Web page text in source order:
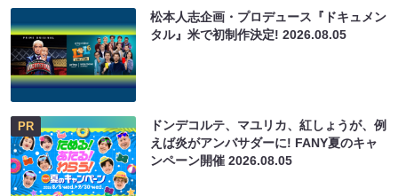
松本人志企画・プロデュース『ドキュメン
タル』米で初制作決定!2026.08.05
PR
ドンデコルテ、マユリカ、紅しょうが、例
えば炎がアンバサダーに! FANY夏のキャ
ンペーン開催2026.08.05